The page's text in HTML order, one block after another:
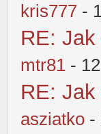
kris777 -
RE: Jak
mtr81 -
RE: Jak
asziatko -